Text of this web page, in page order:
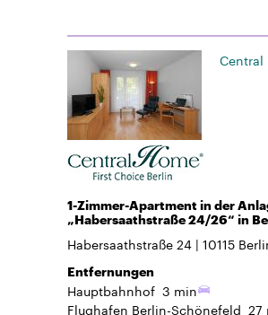
Central
1-Zimmer-Apartment in der
„Habersaathstraße 24/26“ in
Habersaathstraße 24 10115
Entfernungen
Hauptbahnhof 3 min
Flughafen Berlin-Schönefeld 27